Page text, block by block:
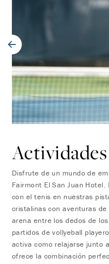
Disfrute de un mundo de
Fairmont El San Juan
con el tenis en nuestras
cristalinas con aventuras
arena entre los dedos de
partidos de vollyeball
activa como relajarse junto
ofrece la combinación